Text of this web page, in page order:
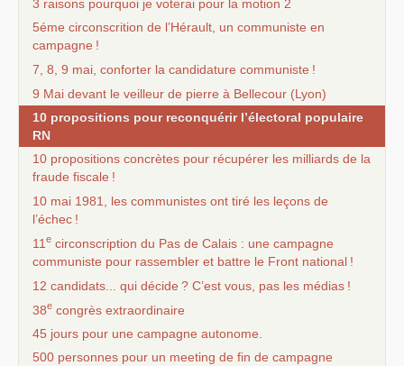
3 raisons pourquoi je voterai pour la motion 2
5éme circonscrition de l’Hérault, un communiste en
campagne !
7, 8, 9 mai, conforter la candidature communiste !
9 Mai devant le veilleur de pierre à Bellecour (Lyon)
10 propositions pour reconquérir l’électoral populaire
RN
10 propositions concrètes pour récupérer les milliards de la
fraude fiscale !
10 mai 1981, les communistes ont tiré les leçons de
l’échec !
11 e circonscription du Pas de Calais : une campagne
communiste pour rassembler et battre le Front national !
12 candidats... qui décide ? C’est vous, pas les médias !
38e congrès extraordinaire
45 jours pour une campagne autonome.
500 personnes pour un meeting de fin de campagne